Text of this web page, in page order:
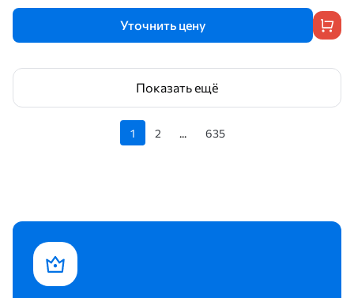
Уточнить цену
Показать ещё
1 2 ... 635